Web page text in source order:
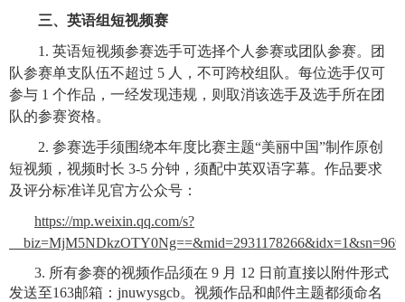
三、英语组短视频赛
1. 英语短视频参赛选手可选择个人参赛或团队参赛。团
队参赛单支队伍不超过 5 人，不可跨校组队。每位选手仅可
参与 1 个作品，一经发现违规，则取消该选手及选手所在团
队的参赛资格。
2. 参赛选手须围绕本年度比赛主题“美丽中国”制作原创
短视频，视频时长 3-5 分钟，须配中英双语字幕。作品要求
及评分标准详见官方公众号：
https://mp.weixin.qq.com/s?
3. 所有参赛的视频作品须在 9 月 12 日前直接以附件形式
发送至163邮箱：jnuwysgcb。视频作品和邮件主题都须命名